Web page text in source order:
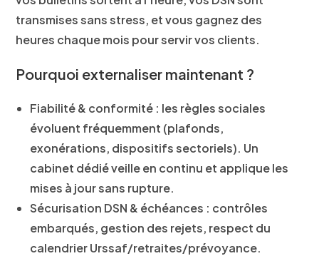
transmises sans stress, et vous gagnez des
heures chaque mois pour servir vos clients.
Pourquoi externaliser maintenant ?
Fiabilité & conformité : les règles sociales
évoluent fréquemment (plafonds,
exonérations, dispositifs sectoriels). Un
cabinet dédié veille en continu et applique les
mises à joursans rupture.
Sécurisation DSN & échéances : contrôles
embarqués, gestion des rejets, respect du
calendrier Urssaf/retraites/prévoyance.